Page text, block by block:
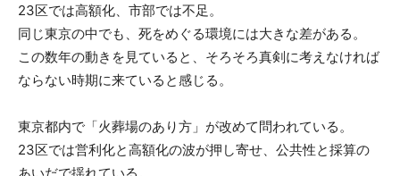
23区では高額化、市部では不足。
同じ東京の中でも、死をめぐる環境には大きな差がある。
この数年の動きを見ていると、そろそろ真剣に考えなければ
ならない時期に来ていると感じる。
東京都内で「火葬場のあり方」が改めて問われている。
23区では営利化と高額化の波が押し寄せ、公共性と採算の